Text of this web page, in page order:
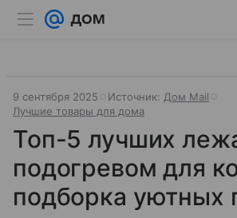
9 сентября 2025 Источник: Дом Mail
Лучшие товары для дома
Топ-5 лучших
подогревом для
подборка уютных